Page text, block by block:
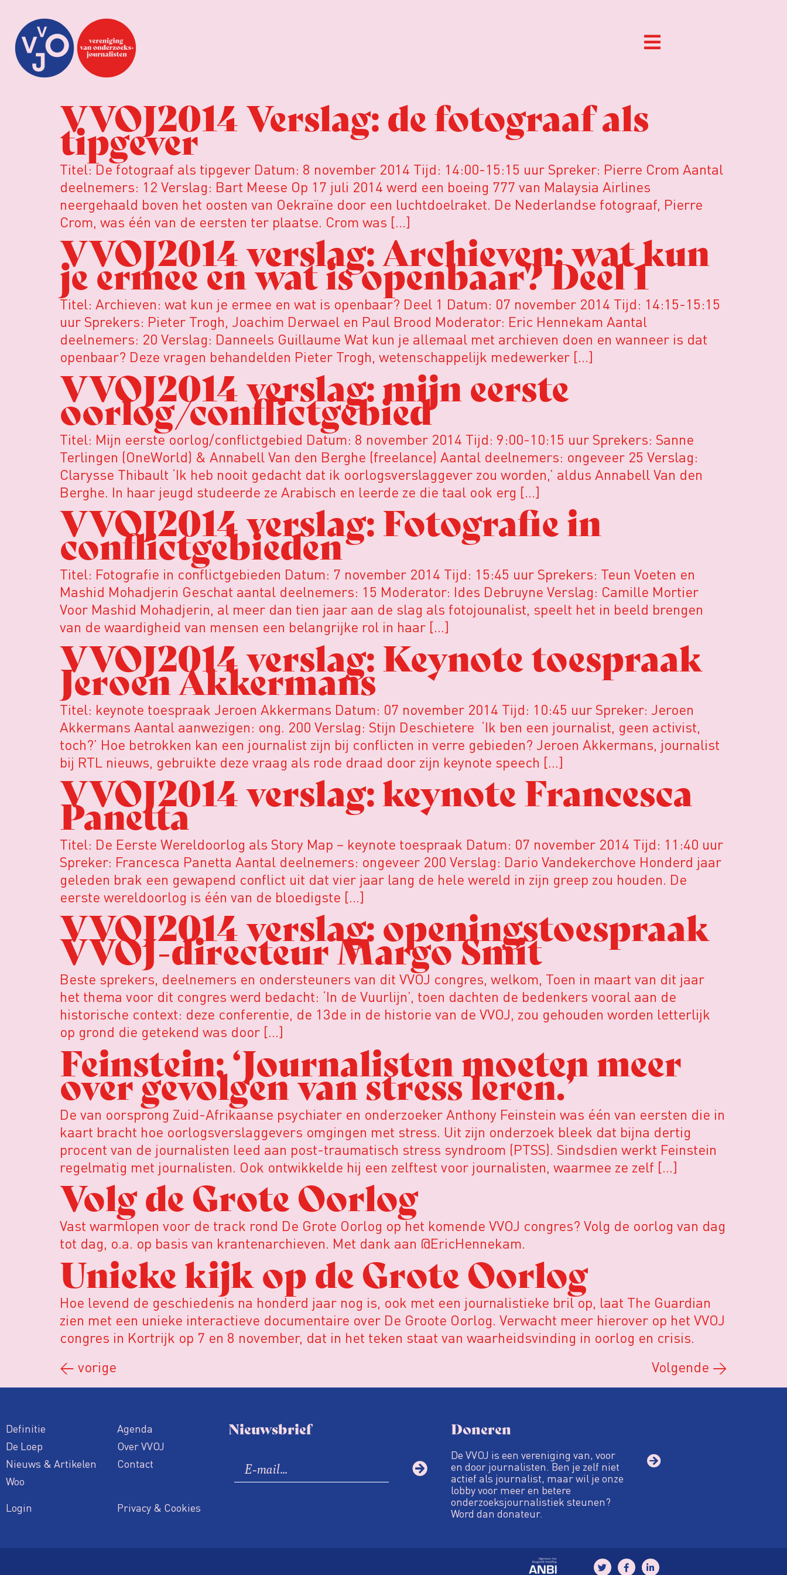
VVOJ2014 Verslag: de fotograaf als
tipgever
Titel: De fotograaf als tipgever Datum: 8 november 2014 Tijd: 14:00-15:15 uur Spreker: Pierre Crom Aantal
deelnemers: 12 Verslag: Bart Meese Op 17 juli 2014 werd een boeing 777 van Malaysia Airlines
neergehaald boven het oosten van Oekraïne door een luchtdoelraket. De Nederlandse fotograaf, Pierre
Crom, was één van de eersten ter plaatse. Crom was […]
VVOJ2014 verslag: Archieven: wat kun
je ermee en wat is openbaar? Deel 1
Titel: Archieven: wat kun je ermee en wat is openbaar? Deel 1 Datum: 07 november 2014 Tijd: 14:15-15:15
uur Sprekers: Pieter Trogh, Joachim Derwael en Paul Brood Moderator: Eric Hennekam Aantal
deelnemers: 20 Verslag: Danneels Guillaume Wat kun je allemaal met archieven doen en wanneer is dat
openbaar? Deze vragen behandelden Pieter Trogh, wetenschappelijk medewerker […]
VVOJ2014 verslag: mijn eerste
oorlog/conflictgebied
Titel: Mijn eerste oorlog/conflictgebied Datum: 8 november 2014 Tijd: 9:00-10:15 uur Sprekers: Sanne
Terlingen (OneWorld) & Annabell Van den Berghe (freelance) Aantal deelnemers: ongeveer 25 Verslag:
Clarysse Thibault ‘Ik heb nooit gedacht dat ik oorlogsverslaggever zou worden,’ aldus Annabell Van den
Berghe. In haar jeugd studeerde ze Arabisch en leerde ze die taal ook erg […]
VVOJ2014 verslag: Fotografie in
conflictgebieden
Titel: Fotografie in conflictgebieden Datum: 7 november 2014 Tijd: 15:45 uur Sprekers: Teun Voeten en
Mashid Mohadjerin Geschat aantal deelnemers: 15 Moderator: Ides Debruyne Verslag: Camille Mortier
Voor Mashid Mohadjerin, al meer dan tien jaar aan de slag als fotojounalist, speelt het in beeld brengen
van de waardigheid van mensen een belangrijke rol in haar […]
VVOJ2014 verslag: Keynote toespraak
Jeroen Akkermans
Titel: keynote toespraak Jeroen Akkermans Datum: 07 november 2014 Tijd: 10:45 uur Spreker: Jeroen
Akkermans Aantal aanwezigen: ong. 200 Verslag: Stijn Deschietere ‘Ik ben een journalist, geen activist,
toch?’ Hoe betrokken kan een journalist zijn bij conflicten in verre gebieden? Jeroen Akkermans, journalist
bij RTL nieuws, gebruikte deze vraag als rode draad door zijn keynote speech […]
VVOJ2014 verslag: keynote Francesca
Panetta
Titel: De Eerste Wereldoorlog als Story Map – keynote toespraak Datum: 07 november 2014 Tijd: 11:40 uur
Spreker: Francesca Panetta Aantal deelnemers: ongeveer 200 Verslag: Dario Vandekerchove Honderd jaar
geleden brak een gewapend conflict uit dat vier jaar lang de hele wereld in zijn greep zou houden. De
eerste wereldoorlog is één van de bloedigste […]
VVOJ2014 verslag: openingstoespraak
VVOJ-directeur Margo Smit
Beste sprekers, deelnemers en ondersteuners van dit VVOJ congres, welkom, Toen in maart van dit jaar
het thema voor dit congres werd bedacht: ‘In de Vuurlijn’, toen dachten de bedenkers vooral aan de
historische context: deze conferentie, de 13de in de historie van de VVOJ, zou gehouden worden letterlijk
op grond die getekend was door […]
Feinstein: ‘Journalisten moeten meer
over gevolgen van stress leren.’
De van oorsprong Zuid-Afrikaanse psychiater en onderzoeker Anthony Feinstein was één van eersten die in
kaart bracht hoe oorlogsverslaggevers omgingen met stress. Uit zijn onderzoek bleek dat bijna dertig
procent van de journalisten leed aan post-traumatisch stress syndroom (PTSS). Sindsdien werkt Feinstein
regelmatig met journalisten. Ook ontwikkelde hij een zelftest voor journalisten, waarmee ze zelf […]
Volg de Grote Oorlog
Vast warmlopen voor de track rond De Grote Oorlog op het komende VVOJ congres? Volg de oorlog van dag
tot dag, o.a. op basis van krantenarchieven. Met dank aan @EricHennekam.
Unieke kijk op de Grote Oorlog
Hoe levend de geschiedenis na honderd jaar nog is, ook met een journalistieke bril op, laat The Guardian
zien met een unieke interactieve documentaire over De Groote Oorlog. Verwacht meer hierover op het VVOJ
congres in Kortrijk op 7 en 8 november, dat in het teken staat van waarheidsvinding in oorlog en crisis.
← vorige Volgende →
Definitie
De Loep
Nieuws & Artikelen
Woo
Agenda
Over VVOJ
Contact
Login Privacy & Cookies
Nieuwsbrief Doneren
De VVOJ is een vereniging van, voor
en door journalisten. Ben je zelf niet
actief als journalist, maar wil je onze
lobby voor meer en betere
onderzoeksjournalistiek steunen?
Word dan donateur.